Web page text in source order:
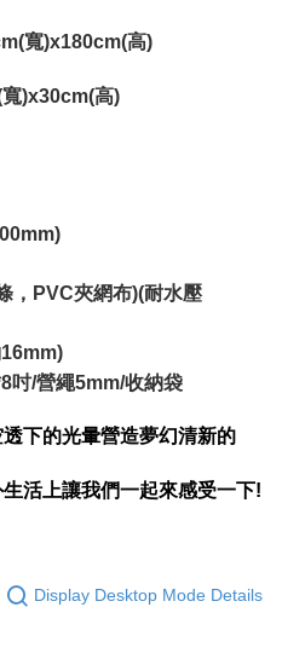
寬)x180cm(高)
)x30cm(高)
，PVC夾網布)(耐水壓
吋/營繩5mm/收納袋
下的光暈營造夢幻清新的
活上讓我們一起來感受一下!
Display Desktop Mode Details